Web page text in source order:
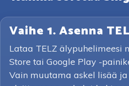
Vaihe 1. Asenna
Lataa TELZ älypuhelimeesi
Store tai Google Play -
Vain muutama askel lisää